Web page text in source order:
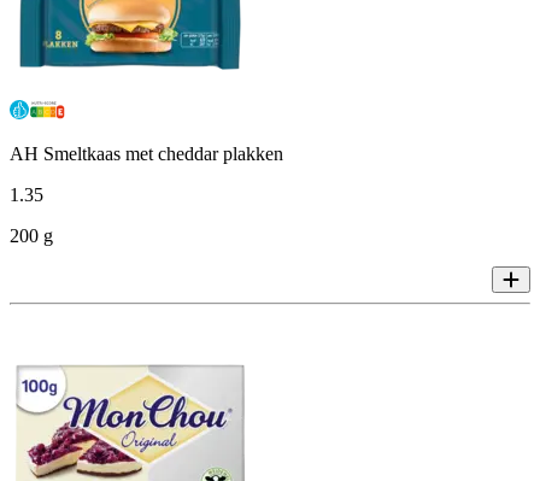
AH Smeltkaas met cheddar plakken
1.35
200 g